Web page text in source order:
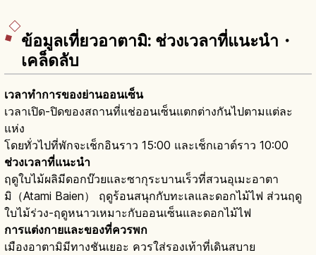
ข้อมูลเที่ยวอาตามิ: ช่วงเวลาที่แนะนำ・
เคล็ดลับ
เวลาทำการของย่านออนเซ็น
เวลาเปิด-ปิดของสถานที่แช่ออนเซ็นแตกต่างกันไปตามแต่ละ
แห่ง
โดยทั่วไปที่พักจะเช็กอินราว 15:00 และเช็กเอาต์ราว 10:00
ช่วงเวลาที่แนะนำ
ฤดูใบไม้ผลิมีดอกบ๊วยและซากุระบานเร็วที่สวนอุเมะอาตา
มิ（Atami Baien） ฤดูร้อนสนุกกับทะเลและดอกไม้ไฟ ส่วนฤดู
ใบไม้ร่วง-ฤดูหนาวเหมาะกับออนเซ็นและดอกไม้ไฟ
การแต่งกายและของที่ควรพก
เมืองอาตามิมีทางชันเยอะ ควรใส่รองเท้าที่เดินสบาย